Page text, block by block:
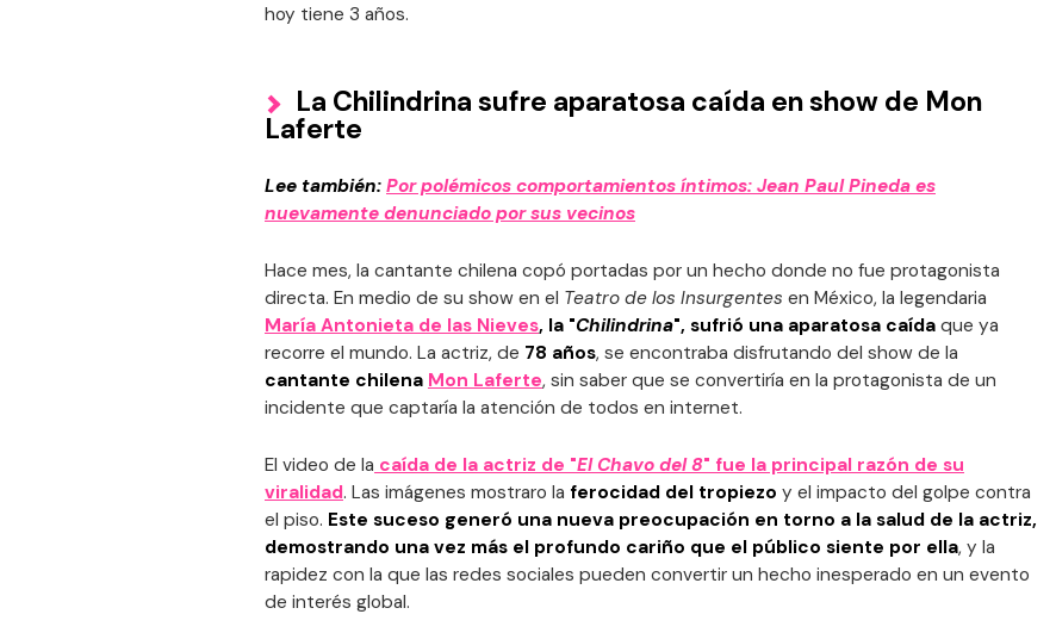
hoy tiene 3 años.
La Chilindrina sufre aparatosa caída en show de Mon
Laferte
Lee también: Por polémicos comportamientos íntimos: Jean Paul Pineda es
nuevamente denunciado por sus vecinos
Hace mes, la cantante chilena copó portadas por un hecho donde no fue protagonista
directa. En medio de su show en el Teatro de los Insurgentes en México, la legendaria
María Antonieta de las Nieves, la "Chilindrina", sufrió una aparatosa caída que ya
recorre el mundo. La actriz, de 78 años, se encontraba disfrutando del show de la
cantante chilena Mon Laferte, sin saber que se convertiría en la protagonista de un
incidente que captaría la atención de todos en internet.
El video de la caída de la actriz de "El Chavo del 8" fue la principal razón de su
viralidad. Las imágenes mostraro la ferocidad del tropiezo y el impacto del golpe contra
el piso. Este suceso generó una nueva preocupación en torno a la salud de la actriz,
demostrando una vez más el profundo cariño que el público siente por ella, y la
rapidez con la que las redes sociales pueden convertir un hecho inesperado en un evento
de interés global.